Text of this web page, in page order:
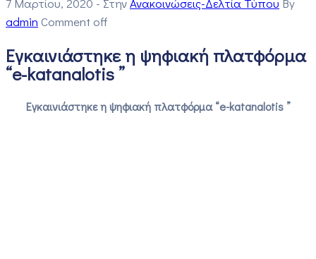
admin Comment off
Εγκαινιάστηκε η ψηφιακή πλατφόρμα
“e-katanalotis ”
Εγκαινιάστηκε η ψηφιακή πλατφόρμα “e-katanalotis ”